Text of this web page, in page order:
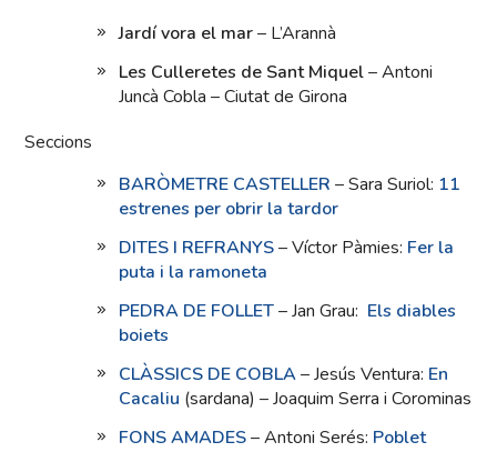
Jardí vora el mar– L’Arannà
Les Culleretes de Sant Miquel– Antoni
Juncà Cobla – Ciutat de Girona
Seccions
BARÒMETRE CASTELLER – Sara Suriol: 11
estrenes per obrir la tardor
DITES I REFRANYS – Víctor Pàmies: Fer la
puta i la ramoneta
PEDRA DE FOLLET – Jan Grau: Els diables
boiets
CLÀSSICS DE COBLA– Jesús Ventura: En
Cacaliu (sardana) – Joaquim Serra i Corominas
FONS AMADES– Antoni Serés: Poblet